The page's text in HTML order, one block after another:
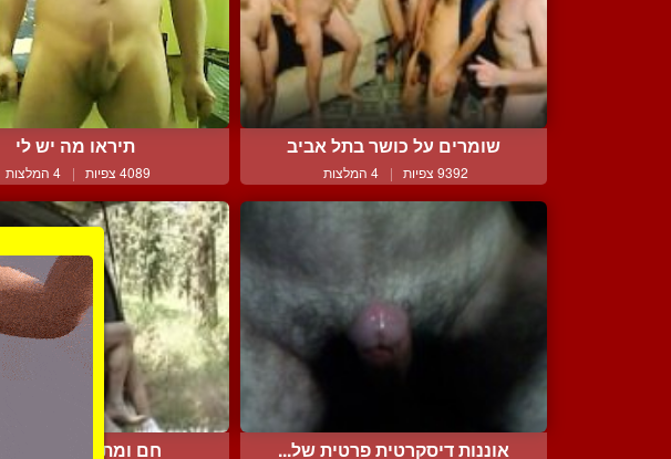
שומרים על כושר בתל אביב
9392 צפיות | 4 המלצות
תיראו מה יש לי
4089 צפיות | 4 המלצות
אוננות דיסקרטית פרטית של... חם ומתוק בחיק הטבע